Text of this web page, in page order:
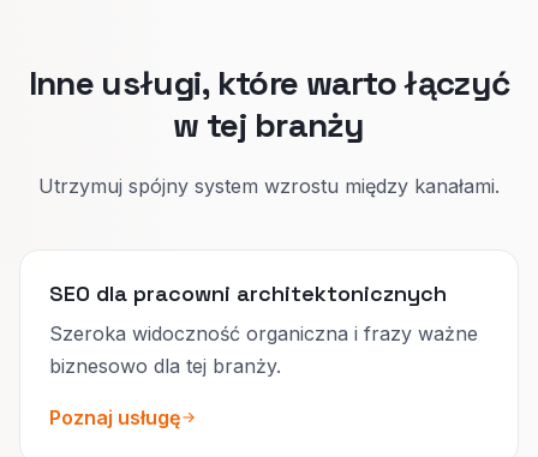
Inne usługi, które warto łączyć
w tej branży
Utrzymuj spójny system wzrostu między kanałami.
SEO dla pracowni architektonicznych
Szeroka widoczność organiczna i frazy ważne
biznesowo dla tej branży.
Poznaj usługę